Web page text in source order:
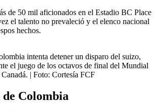
de 50 mil aficionados en el Estadio BC Place
el talento no prevaleció y el elenco nacional
hechos.
intenta detener un disparo del suizo,
el juego de los octavos de final del Mundial
| Foto: Cortesía FCF
Colombia